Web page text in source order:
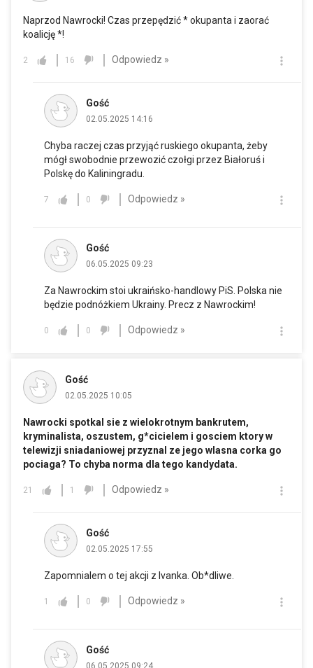
Naprzod Nawrocki! Czas przepędzić * okupanta i zaorać
koalicję *!
2 16 Odpowiedz »
Gość
02.05.2025 14:16
Chyba raczej czas przyjąć ruskiego okupanta, żeby
mógł swobodnie przewozić czołgi przez Białoruś i
Polskę do Kaliningradu.
7 0 Odpowiedz »
Gość
06.05.2025 09:23
Za Nawrockim stoi ukraińsko-handlowy PiS. Polska nie
będzie podnóżkiem Ukrainy. Precz z Nawrockim!
0 0 Odpowiedz »
Gość
02.05.2025 10:05
Nawrocki spotkal sie z wielokrotnym bankrutem,
kryminalista, oszustem, g*cicielem i gosciem ktory w
telewizji sniadaniowej przyznal ze jego wlasna corka go
pociaga? To chyba norma dla tego kandydata.
21 1 Odpowiedz »
Gość
02.05.2025 17:55
Zapomnialem o tej akcji z Ivanka. Ob*dliwe.
1 0 Odpowiedz »
Gość